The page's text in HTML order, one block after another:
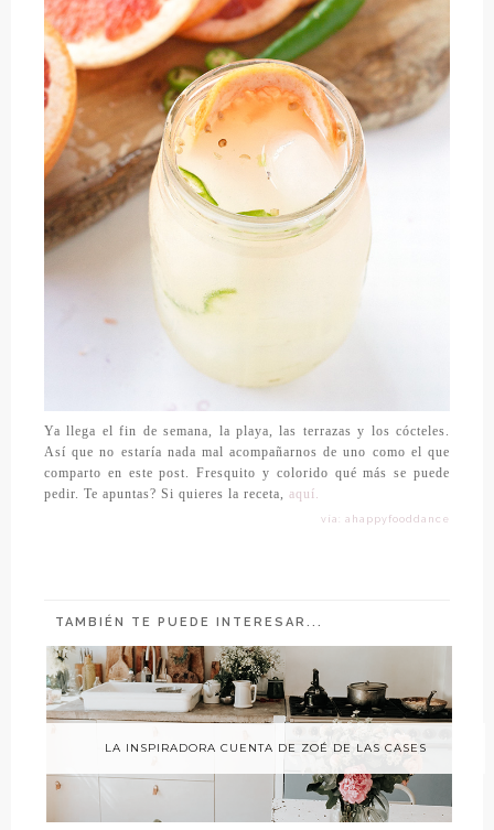
Ya llega el fin de semana, la playa, las terrazas y los cócteles.
Así que no estaría nada mal acompañarnos de uno como el que
comparto en este post. Fresquito y colorido qué más se puede
pedir. Te apuntas? Si quieres la receta, aquí.
vía: ahappyfooddance
TAMBIÉN TE PUEDE INTERESAR...
LA INSPIRADORA CUENTA DE ZOÉ DE LAS CASES